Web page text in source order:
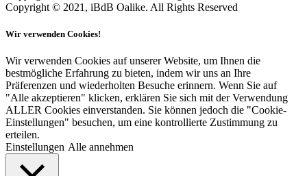
Copyright © 2021, iBdB Oalike. All Rights Reserved
Wir verwenden Cookies!
Wir verwenden Cookies auf unserer Website, um Ihnen die
bestmögliche Erfahrung zu bieten, indem wir uns an Ihre
Präferenzen und wiederholten Besuche erinnern. Wenn Sie auf
"Alle akzeptieren" klicken, erklären Sie sich mit der Verwendung
ALLER Cookies einverstanden. Sie können jedoch die "Cookie-
Einstellungen" besuchen, um eine kontrollierte Zustimmung zu
erteilen.
Einstellungen Alle annehmen